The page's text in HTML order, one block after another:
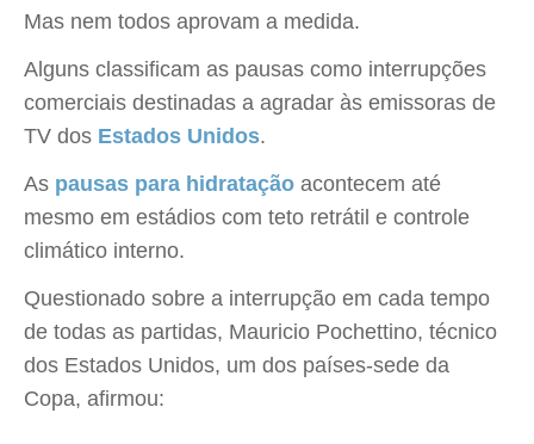
Mas nem todos aprovam a medida.
Alguns classificam as pausas como interrupções
comerciais destinadas a agradar às emissoras de
TV dos Estados Unidos.
As pausas para hidratação acontecem até
mesmo em estádios com teto retrátil e controle
climático interno.
Questionado sobre a interrupção em cada tempo
de todas as partidas, Mauricio Pochettino, técnico
dos Estados Unidos, um dos países-sede da
Copa, afirmou: